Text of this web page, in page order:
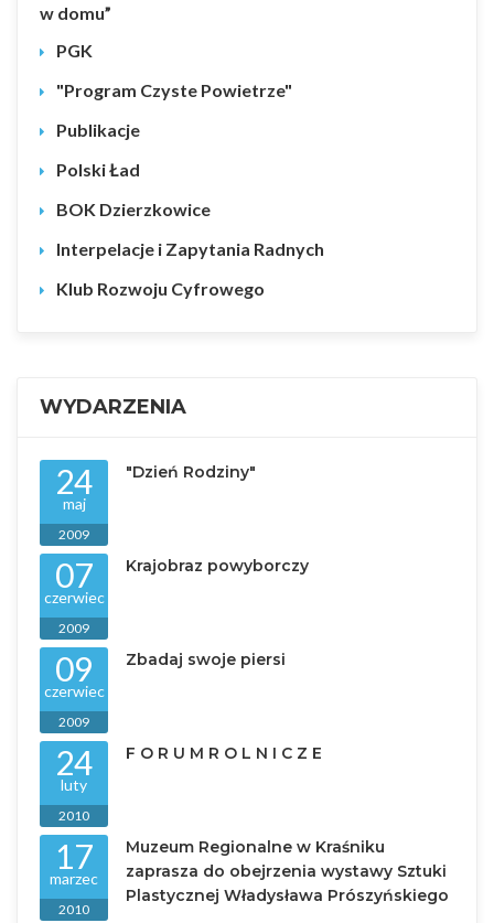
w domu”
PGK
"Program Czyste Powietrze"
Publikacje
Polski Ład
BOK Dzierzkowice
Interpelacje i Zapytania Radnych
Klub Rozwoju Cyfrowego
WYDARZENIA
24
maj
2009
"Dzień Rodziny"
07
czerwiec
2009
Krajobraz powyborczy
09
czerwiec
2009
Zbadaj swoje piersi
24
luty
2010
F O R U M R O L N I C Z E
17
marzec
2010
Muzeum Regionalne w Kraśniku
zaprasza do obejrzenia wystawy Sztuki
Plastycznej Władysława Prószyńskiego